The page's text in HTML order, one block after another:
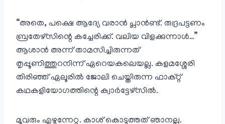
“അതെ, പക്ഷെ ആദ്യേ വരാൻ പ്ലാൻണ്ട്. രുദ്രപട്ടണം
ബ്രതേഴ്സിന്റെ കച്ചേരിക്ക്. വലിയ വിളക്കുന്നാൾ…”
ആശാൻ അന്ന് താമസിച്ചിരുന്നത്
തൃപ്പൂണിത്തുറനിന്ന് ഏറെയകലെയല്ല. കളമശ്ശേരി
തിരിഞ്ഞ് ഏലൂരിൽ ജോലി ചെയ്തിരുന്ന ഫാക്റ്റ്
കഥകളിയോഗത്തിന്റെ ക്വാർട്ടേഴ്സിൽ.
മൂവരും എഴുന്നേറ്റു. കാശ് കൊടുത്തത് ഞാനല്ല.